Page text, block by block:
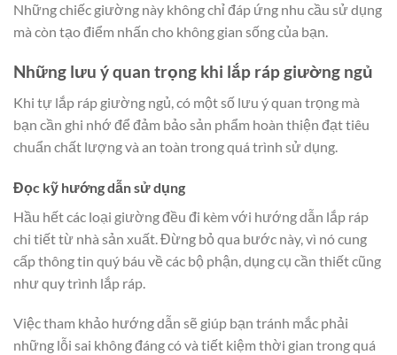
Những chiếc giường này không chỉ đáp ứng nhu cầu sử dụng
mà còn tạo điểm nhấn cho không gian sống của bạn.
Những lưu ý quan trọng khi lắp ráp giường ngủ
Khi tự lắp ráp giường ngủ, có một số lưu ý quan trọng mà
bạn cần ghi nhớ để đảm bảo sản phẩm hoàn thiện đạt tiêu
chuẩn chất lượng và an toàn trong quá trình sử dụng.
Đọc kỹ hướng dẫn sử dụng
Hầu hết các loại giường đều đi kèm với hướng dẫn lắp ráp
chi tiết từ nhà sản xuất. Đừng bỏ qua bước này, vì nó cung
cấp thông tin quý báu về các bộ phận, dụng cụ cần thiết cũng
như quy trình lắp ráp.
Việc tham khảo hướng dẫn sẽ giúp bạn tránh mắc phải
những lỗi sai không đáng có và tiết kiệm thời gian trong quá